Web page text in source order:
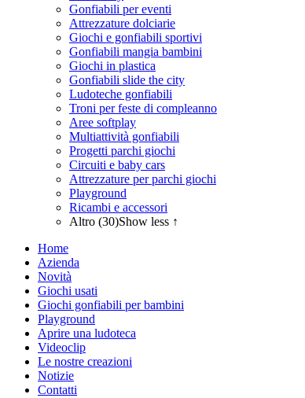
Gonfiabili per eventi
Attrezzature dolciarie
Giochi e gonfiabili sportivi
Gonfiabili mangia bambini
Giochi in plastica
Gonfiabili slide the city
Ludoteche gonfiabili
Troni per feste di compleanno
Aree softplay
Multiattività gonfiabili
Progetti parchi giochi
Circuiti e baby cars
Attrezzature per parchi giochi
Playground
Ricambi e accessori
Altro (30)Show less ↑
Home
Azienda
Novità
Giochi usati
Giochi gonfiabili per bambini
Playground
Aprire una ludoteca
Videoclip
Le nostre creazioni
Notizie
Contatti